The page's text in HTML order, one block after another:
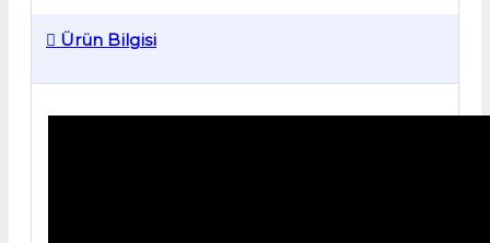
Ürün Bilgisi